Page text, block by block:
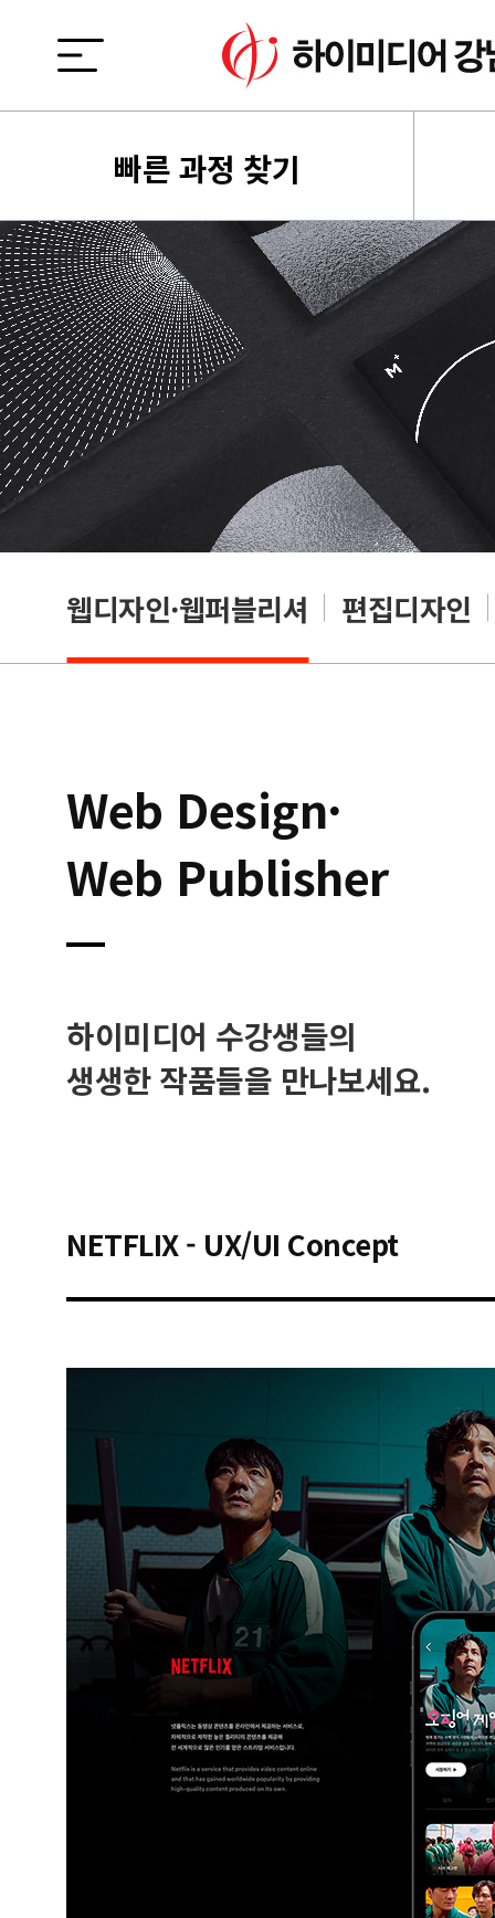
빠른 과정 찾기
웹디자인·웹퍼블리셔 편집디자인
Web Design·
Web Publisher
하이미디어 수강생들의
생생한 작품들을 만나보세요.
NETFLIX - UX/UI Concept